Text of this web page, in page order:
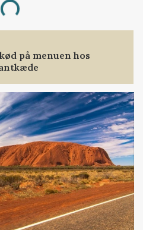
Loading...
på menuen hos